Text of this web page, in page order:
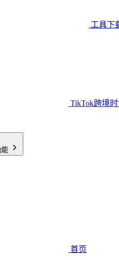
工具下
TikTok跨境
能
首页